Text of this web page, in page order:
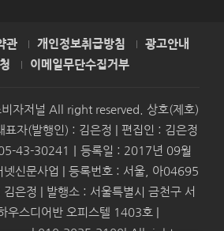
관 개인정보취급방침
광고안내
이메일무단수집거부
자저널 All right reserved. 상호(제호)
표자(발행인) : 김은정 | 편집인 : 김은정
43-30241｜등록일 : 2017년 09월
넷신문사업 | 등록번호 : 서울, 아04695
김은정 | 발행소 : 서울특별시 금천구 서
우스디어반 오피스텔 1403호 |